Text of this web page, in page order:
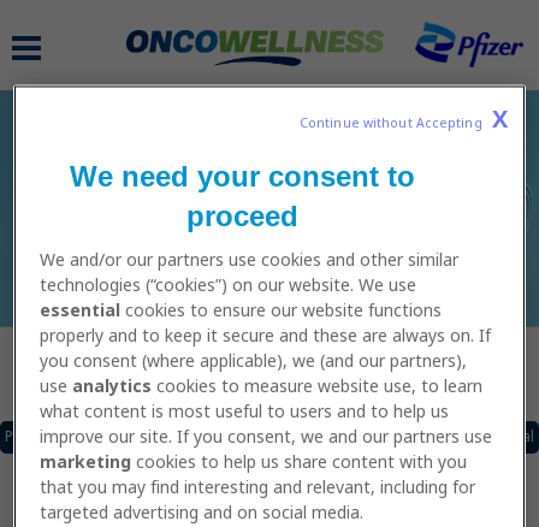
to
main
content
MAIN
NAVIGATION
SCHEMI DI ALLENAMENTO
Caricamento......
Pagina Precedente of Pagina Successiva Scarica il pdf Vai al video tutorial
Prima di iniziare la navigazione è importante essere
consapevoli che i contenuti di questo Sito Web sono di
natura puramente informativa e non devono essere
considerati come consigli medici o professionali,
We need your consent to
proceed
We and/or our partners use cookies and other similar
technologies (“cookies”) on our website. We use
essential cookies to ensure our website functions
properly and to keep it secure and these are always on. If
you consent (where applicable), we (and our partners),
use analytics cookies to measure website use, to learn
what content is most useful to users and to help us
improve our site. If you consent, we and our partners use
marketing cookies to help us share content with you
that you may find interesting and relevant, including for
targeted advertising and on social media.
Continue without Accepting X